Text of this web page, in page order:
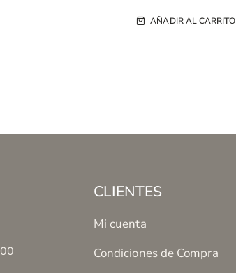
AÑADIR AL CARRITO
CLIENTES
Mi cuenta
Condiciones de Compra